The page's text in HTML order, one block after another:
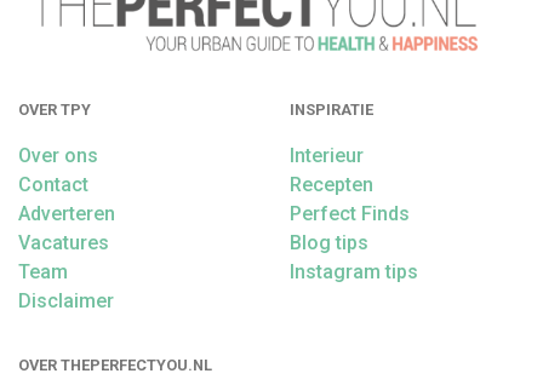
OVER TPY
Over ons
Contact
Adverteren
Vacatures
Team
Disclaimer
INSPIRATIE
Interieur
Recepten
Perfect Finds
Blog tips
Instagram tips
OVER THEPERFECTYOU.NL